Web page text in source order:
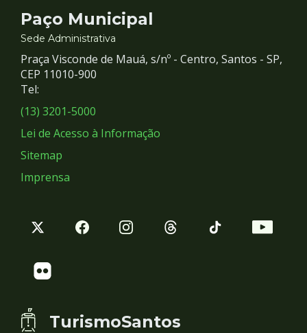
Contato
e
Redes
Sociais
Paço Municipal
Sede Administrativa
Praça Visconde de Mauá, s/nº - Centro, Santos - SP,
CEP 11010-900
Tel:
(13) 3201-5000
Lei de Acesso à Informação
Sitemap
Imprensa
TurismoSantos